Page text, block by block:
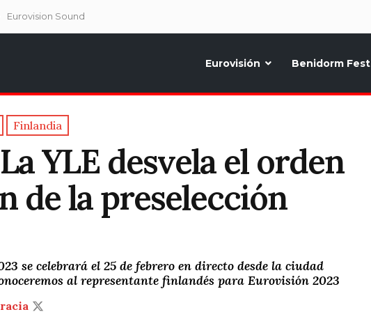
Eurovision Sound
Eurovisión Benidorm Fest
Finlandia
YLE desvela el orden
de la preselección
se celebrará el 25 de febrero en directo desde la ciudad
al representante finlandés para Eurovisión 2023